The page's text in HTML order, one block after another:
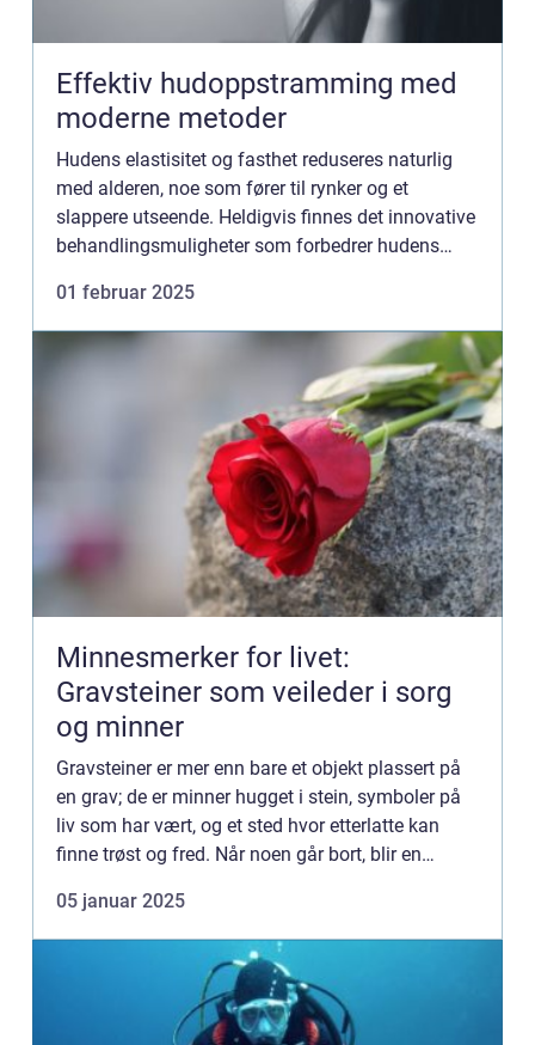
Effektiv hudoppstramming med
moderne metoder
Hudens elastisitet og fasthet reduseres naturlig
med alderen, noe som fører til rynker og et
slappere utseende. Heldigvis finnes det innovative
behandlingsmuligheter som forbedrer hudens
disse ...
01 februar 2025
Minnesmerker for livet:
Gravsteiner som veileder i sorg
og minner
Gravsteiner er mer enn bare et objekt plassert på
en grav; de er minner hugget i stein, symboler på
liv som har vært, og et sted hvor etterlatte kan
finne trøst og fred. Når noen går bort, blir en
05 januar 2025